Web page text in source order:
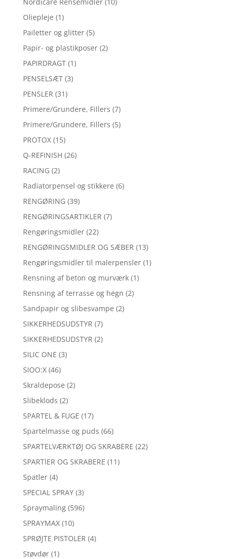
Oliepleje (1)
Pailetter og glitter (5)
Papir- og plastikposer (2)
PAPIRDRAGT (1)
PENSELSÆT (3)
PENSLER (31)
Primere/Grundere, Fillers (7)
Primere/Grundere, Fillers (5)
PROTOX (15)
Q-REFINISH (26)
RACING (2)
Radiatorpensel og stikkere (6)
RENGØRING (39)
RENGØRINGSARTIKLER (7)
Rengøringsmidler (22)
RENGØRINGSMIDLER OG SÆBER (13)
Rengøringsmidler til malerpensler (1)
Rensning af beton og murværk (1)
Rensning af terrasse og hegn (2)
Sandpapir og slibesvampe (2)
SIKKERHEDSUDSTYR (7)
SIKKERHEDSUDSTYR (2)
SILIC ONE (3)
SIOO:X (46)
Skraldepose (2)
Slibeklods (2)
SPARTEL & FUGE (17)
Spartelmasse og puds (66)
SPARTELVÆRKTØJ OG SKRABERE (22)
SPARTlER OG SKRABERE (11)
Spatler (4)
SPECIAL SPRAY (3)
Spraymaling (596)
SPRAYMAX (10)
SPRØJTE PISTOLER (4)
Støvdør (1)